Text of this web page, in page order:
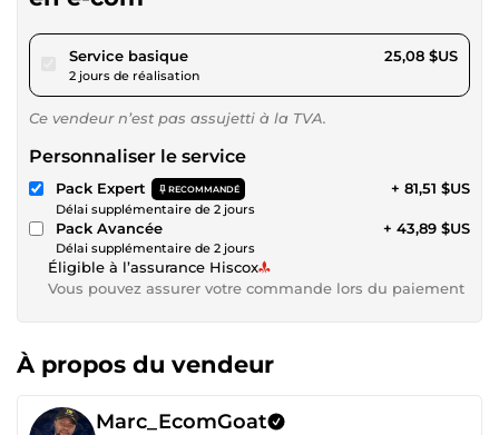
Service basiquepour 23,11 $US
2 jours de réalisation
25,08 $US
Ce vendeur n’est pas assujetti à la TVA.
Personnaliser le service
Pack Expert RECOMMANDÉ
Délai supplémentaire de 2 jours
+ 81,51 $US
Pack Avancée
Délai supplémentaire de 2 jours
+ 43,89 $US
Éligible à l’assurance Hiscox
Vous pouvez assurer votre commande lors du paiement
À propos du vendeur
Marc_EcomGoat